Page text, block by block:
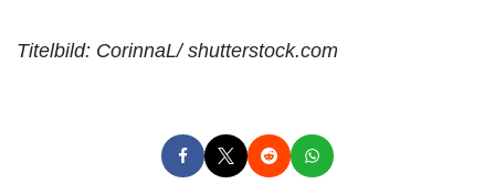
Titelbild: CorinnaL/ shutterstock.com